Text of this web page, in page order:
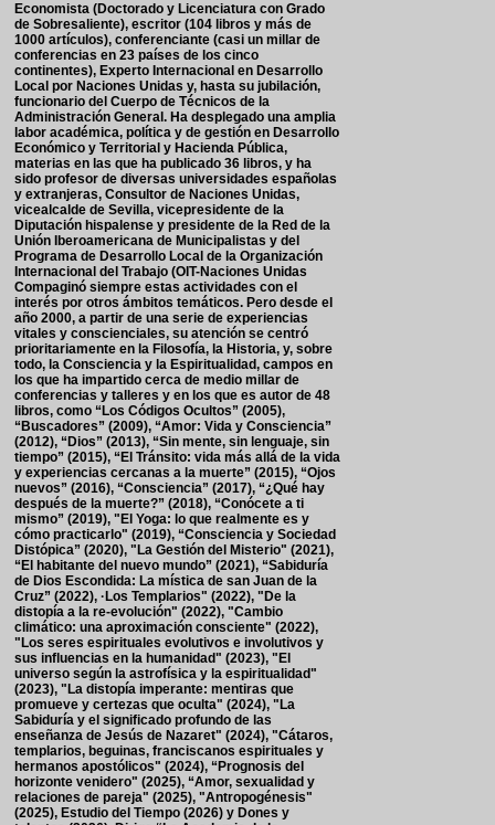
Economista (Doctorado y Licenciatura con Grado
de Sobresaliente), escritor (104 libros y más de
1000 artículos), conferenciante (casi un millar de
conferencias en 23 países de los cinco
continentes), Experto Internacional en Desarrollo
Local por Naciones Unidas y, hasta su jubilación,
funcionario del Cuerpo de Técnicos de la
Administración General. Ha desplegado una amplia
labor académica, política y de gestión en Desarrollo
Económico y Territorial y Hacienda Pública,
materias en las que ha publicado 36 libros, y ha
sido profesor de diversas universidades españolas
y extranjeras, Consultor de Naciones Unidas,
vicealcalde de Sevilla, vicepresidente de la
Diputación hispalense y presidente de la Red de la
Unión Iberoamericana de Municipalistas y del
Programa de Desarrollo Local de la Organización
Internacional del Trabajo (OIT-Naciones Unidas
Compaginó siempre estas actividades con el
interés por otros ámbitos temáticos. Pero desde el
año 2000, a partir de una serie de experiencias
vitales y conscienciales, su atención se centró
prioritariamente en la Filosofía, la Historia, y, sobre
todo, la Consciencia y la Espiritualidad, campos en
los que ha impartido cerca de medio millar de
conferencias y talleres y en los que es autor de 48
libros, como “Los Códigos Ocultos” (2005),
“Buscadores” (2009), “Amor: Vida y Consciencia”
(2012), “Dios” (2013), “Sin mente, sin lenguaje, sin
tiempo” (2015), “El Tránsito: vida más allá de la vida
y experiencias cercanas a la muerte” (2015), “Ojos
nuevos” (2016), “Consciencia” (2017), “¿Qué hay
después de la muerte?” (2018), “Conócete a ti
mismo” (2019), "El Yoga: lo que realmente es y
cómo practicarlo" (2019), “Consciencia y Sociedad
Distópica” (2020), "La Gestión del Misterio" (2021),
“El habitante del nuevo mundo” (2021), “Sabiduría
de Dios Escondida: La mística de san Juan de la
Cruz” (2022), ·Los Templarios" (2022), "De la
distopía a la re-evolución" (2022), "Cambio
climático: una aproximación consciente" (2022),
"Los seres espirituales evolutivos e involutivos y
sus influencias en la humanidad" (2023), "El
universo según la astrofísica y la espiritualidad"
(2023), "La distopía imperante: mentiras que
promueve y certezas que oculta" (2024), "La
Sabiduría y el significado profundo de las
enseñanza de Jesús de Nazaret" (2024), "Cátaros,
templarios, beguinas, franciscanos espirituales y
hermanos apostólicos" (2024), “Prognosis del
horizonte venidero" (2025), “Amor, sexualidad y
relaciones de pareja" (2025), "Antropogénesis"
(2025), Estudio del Tiempo (2026) y Dones y